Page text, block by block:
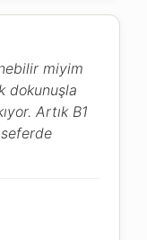
miyim
dokunuşla
Artık B1